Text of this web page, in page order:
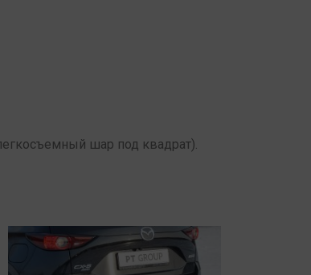
шар под квадрат).